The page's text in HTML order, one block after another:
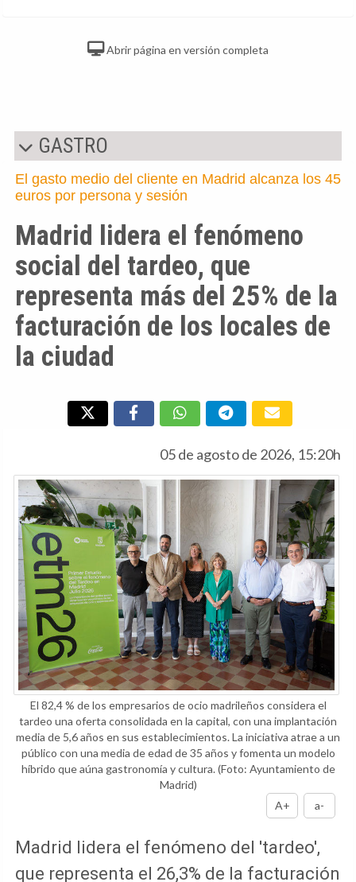
Abrir página en versión completa
GASTRO
El gasto medio del cliente en Madrid alcanza los 45
euros por persona y sesión
Madrid lidera el fenómeno
social del tardeo, que
representa más del 25% de la
facturación de los locales de
la ciudad
05 de agosto de 2026, 15:20h
El 82,4 % de los empresarios de ocio madrileños considera el
tardeo una oferta consolidada en la capital, con una implantación
media de 5,6 años en sus establecimientos. La iniciativa atrae a un
público con una media de edad de 35 años y fomenta un modelo
híbrido que aúna gastronomía y cultura.(Foto: Ayuntamiento de
Madrid)
A+
a-
Madrid lidera el fenómeno del 'tardeo',
que representa el 26,3% de la facturación